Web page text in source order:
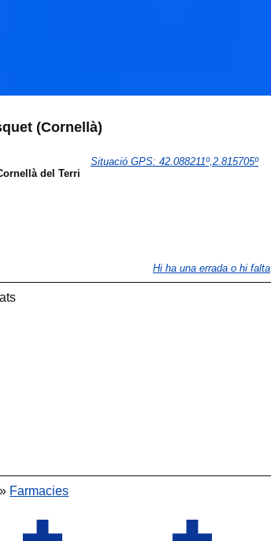
(Cornellà)
Situació GPS: 42.088211º,2.815705º
del Terri
Hi ha una errada o hi falta
Farmacies